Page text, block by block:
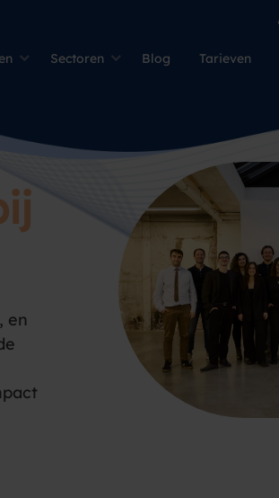
Sectoren Blog Tarieven
en